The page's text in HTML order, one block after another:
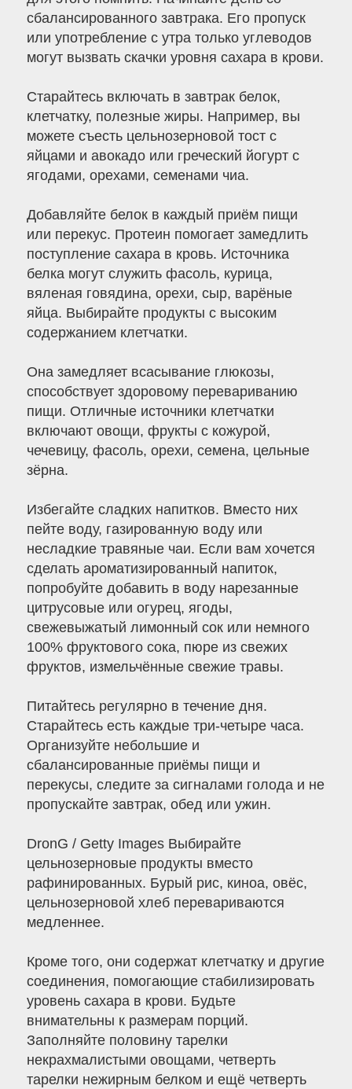
сбалансированного завтрака. Его пропуск
или употребление с утра только углеводов
могут вызвать скачки уровня сахара в крови.
Старайтесь включать в завтрак белок,
клетчатку, полезные жиры. Например, вы
можете съесть цельнозерновой тост с
яйцами и авокадо или греческий йогурт с
ягодами, орехами, семенами чиа.
Добавляйте белок в каждый приём пищи
или перекус. Протеин помогает замедлить
поступление сахара в кровь. Источника
белка могут служить фасоль, курица,
вяленая говядина, орехи, сыр, варёные
яйца. Выбирайте продукты с высоким
содержанием клетчатки.
Она замедляет всасывание глюкозы,
способствует здоровому перевариванию
пищи. Отличные источники клетчатки
включают овощи, фрукты с кожурой,
чечевицу, фасоль, орехи, семена, цельные
зёрна.
Избегайте сладких напитков. Вместо них
пейте воду, газированную воду или
несладкие травяные чаи. Если вам хочется
сделать ароматизированный напиток,
попробуйте добавить в воду нарезанные
цитрусовые или огурец, ягоды,
свежевыжатый лимонный сок или немного
100% фруктового сока, пюре из свежих
фруктов, измельчённые свежие травы.
Питайтесь регулярно в течение дня.
Старайтесь есть каждые три-четыре часа.
Организуйте небольшие и
сбалансированные приёмы пищи и
перекусы, следите за сигналами голода и не
пропускайте завтрак, обед или ужин.
DronG / Getty Images Выбирайте
цельнозерновые продукты вместо
рафинированных. Бурый рис, киноа, овёс,
цельнозерновой хлеб перевариваются
медленнее.
Кроме того, они содержат клетчатку и другие
соединения, помогающие стабилизировать
уровень сахара в крови. Будьте
внимательны к размерам порций.
Заполняйте половину тарелки
некрахмалистыми овощами, четверть
тарелки нежирным белком и ещё четверть